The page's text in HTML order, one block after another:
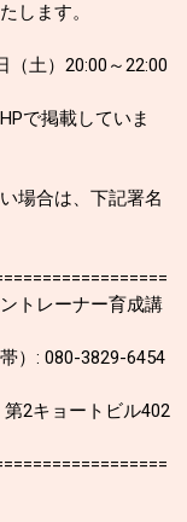
します。
（土）20:00～22:00
掲載していま
場合は、下記署名
レーナー育成講
）: 080-3829-6454
2キョートビル402